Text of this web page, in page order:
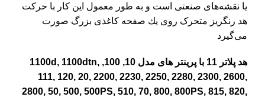
یا نقشه‌های صنعتی است و به طور معمول این كار با حركت
هد رنگریز متحرک روی یك صفحه كاغذی بزرگ صورت
می‌گیرد
هد پلاتر 11 با
پرینتر های مدل 10, 100, 1100d, 1100dtn,
111, 120, 20, 2200, 2230, 2250, 2280, 2300, 2600,
2800, 50, 500, 500PS, 510, 70, 800, 800PS, 815, 820,